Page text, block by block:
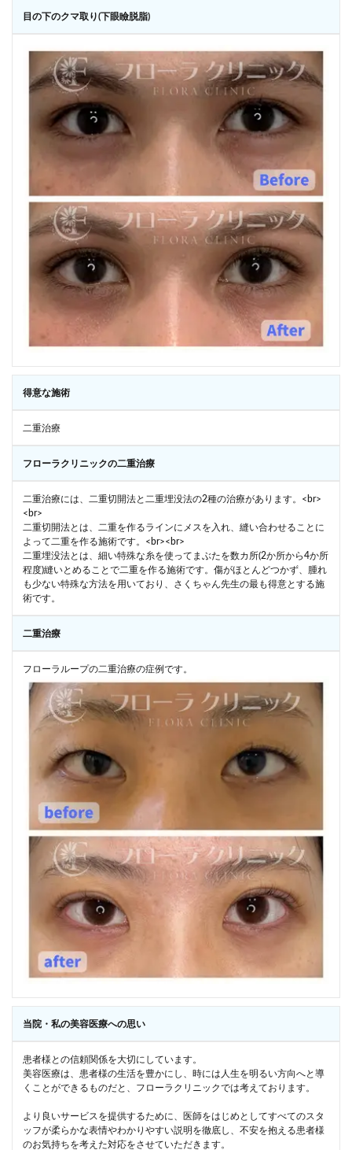
目の下のクマ取り(下眼瞼脱脂)
得意な施術
二重治療
フローラクリニックの二重治療
二重治療には、二重切開法と二重埋没法の2種の治療があります。<br>
<br>
二重切開法とは、二重を作るラインにメスを入れ、縫い合わせることに
よって二重を作る施術です。<br><br>
二重埋没法とは、細い特殊な糸を使ってまぶたを数カ所(2か所から4か所
程度)縫いとめることで二重を作る施術です。傷がほとんどつかず、腫れ
も少ない特殊な方法を用いており、さくちゃん先生の最も得意とする施
術です。
二重治療
フローラループの二重治療の症例です。
当院・私の美容医療への思い
患者様との信頼関係を大切にしています。
美容医療は、患者様の生活を豊かにし、時には人生を明るい方向へと導
くことができるものだと、フローラクリニックでは考えております。
より良いサービスを提供するために、医師をはじめとしてすべてのスタ
ッフが柔らかな表情やわかりやすい説明を徹底し、不安を抱える患者様
のお気持ちを考えた対応をさせていただきます。